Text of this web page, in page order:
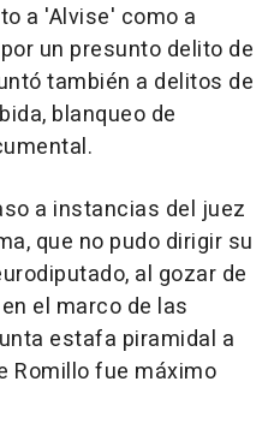
a 'Alvise' como a
un presunto delito de
también a delitos de
blanqueo de
a instancias del juez
que no pudo dirigir su
al gozar de
el marco de las
estafa piramidal a
Romillo fue máximo